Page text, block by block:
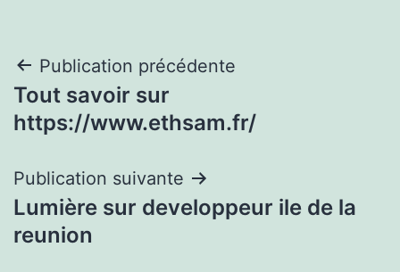
Navigation
de
Publication précédente
Tout savoir sur
https://www.ethsam.fr/
Publication suivante
Lumière sur developpeur ile de la
reunion